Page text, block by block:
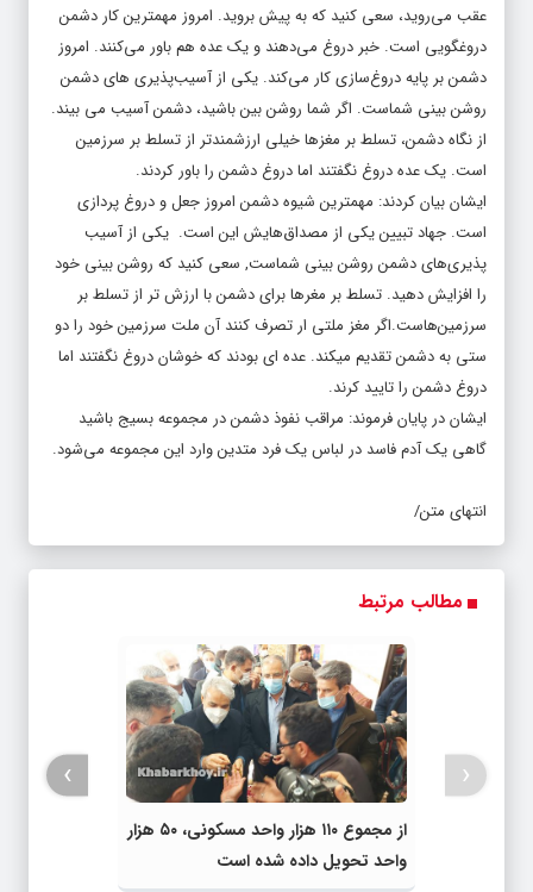
عقب می‌روید، سعی کنید که به پیش بروید. امروز مهمترین کار دشمن
دروغگویی است. خبر دروغ می‌دهند و یک عده هم باور می‌کنند. امروز
دشمن بر پایه دروغ‌سازی کار می‌کند. یکی از آسیب‌پذیری های دشمن
روشن بینی شماست. اگر شما روشن بین باشید، دشمن آسیب می بیند.
از نگاه دشمن، تسلط بر مغزها خیلی ارزشمندتر از تسلط بر سرزمین
است. یک عده دروغ نگفتند اما دروغ دشمن را باور کردند.
ایشان بیان کردند: مهمترین شیوه دشمن امروز جعل و دروغ پردازی
است. جهاد تبیین یکی از مصداق‌هایش این است. یکی از آسیب
پذیری‌های دشمن روشن بینی شماست, سعی کنید که روشن بینی خود
را افزایش دهید. تسلط بر مغرها برای دشمن با ارزش تر از تسلط بر
سرزمین‌هاست.اگر مغز ملتی ار تصرف کنند آن ملت سرزمین خود را دو
ستی به دشمن تقدیم میکند. عده ای بودند که خوشان دروغ نگفتند اما
دروغ دشمن را تایید کرند.
ایشان در پایان فرموند: مراقب نفوذ دشمن در مجموعه بسیج باشید
گاهی یک آدم فاسد در لباس یک فرد متدین وارد این مجموعه می‌شود.
انتهای متن/
مطالب مرتبط
از مجموع ۱۱۰ هزار واحد مسکونی، ۵۰ هزار
واحد تحویل داده شده است
‹
›